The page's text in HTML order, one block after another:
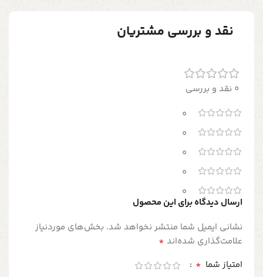
نقد و بررسی مشتریان
0 نقد و بررسی
0
0
0
0
0
ارسال دیدگاه برای این محصول
نشانی ایمیل شما منتشر نخواهد شد. بخش‌های موردنیاز
علامت‌گذاری شده‌اند *
امتیاز شما *